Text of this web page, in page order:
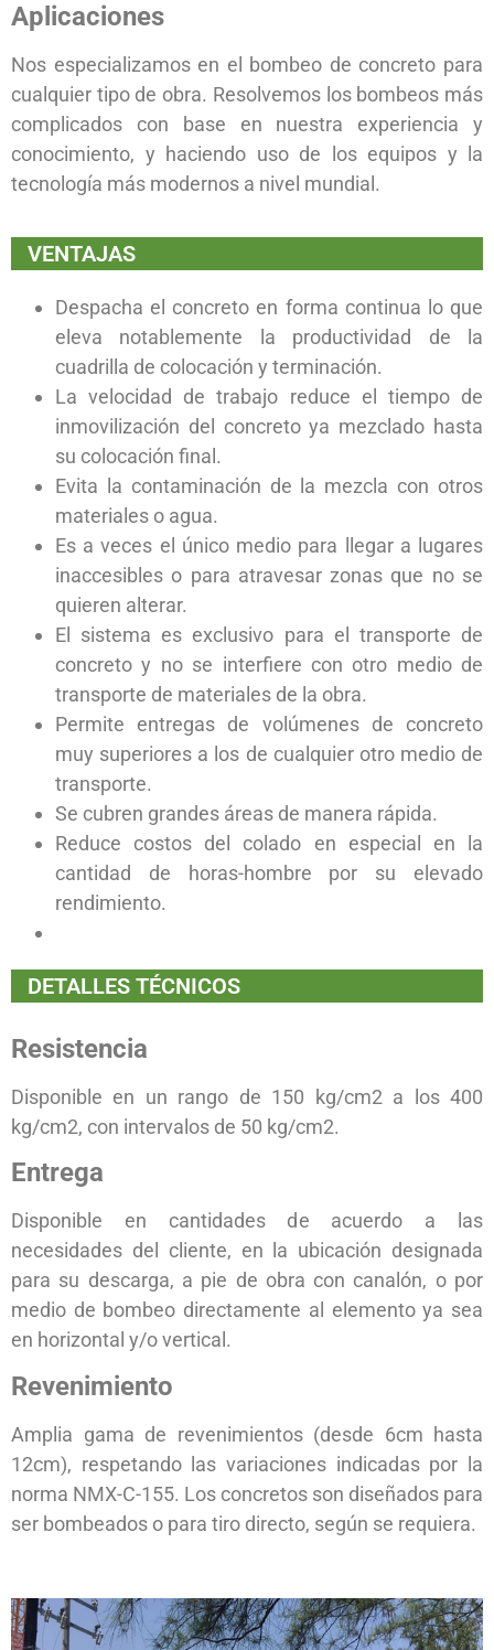
Aplicaciones
Nos especializamos en el bombeo de concreto para
cualquier tipo de obra. Resolvemos los bombeos más
complicados con base en nuestra experiencia y
conocimiento, y haciendo uso de los equipos y la
tecnología más modernos a nivel mundial.
VENTAJAS
Despacha el concreto en forma continua lo que
eleva notablemente la productividad de la
cuadrilla de colocación y terminación.
La velocidad de trabajo reduce el tiempo de
inmovilización del concreto ya mezclado hasta
su colocación final.
Evita la contaminación de la mezcla con otros
materiales o agua.
Es a veces el único medio para llegar a lugares
inaccesibles o para atravesar zonas que no se
quieren alterar.
El sistema es exclusivo para el transporte de
concreto y no se interfiere con otro medio de
transporte de materiales de la obra.
Permite entregas de volúmenes de concreto
muy superiores a los de cualquier otro medio de
transporte.
Se cubren grandes áreas de manera rápida.
Reduce costos del colado en especial en la
cantidad de horas-hombre por su elevado
rendimiento.
DETALLES TÉCNICOS
Resistencia
Disponible en un rango de 150 kg/cm2 a los 400
kg/cm2, con intervalos de 50 kg/cm2.
Entrega
Disponible en cantidades de acuerdo a las
necesidades del cliente, en la ubicación designada
para su descarga, a pie de obra con canalón, o por
medio de bombeo directamente al elemento ya sea
en horizontal y/o vertical.
Revenimiento
Amplia gama de revenimientos (desde 6cm hasta
12cm), respetando las variaciones indicadas por la
norma NMX-C-155. Los concretos son diseñados para
ser bombeados o para tiro directo, según se requiera.